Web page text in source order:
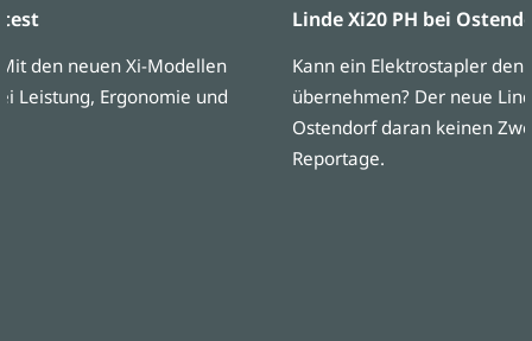
den neuen Xi-Modellen
Leistung, Ergonomie und
Linde Xi20 PH bei
Kann ein Elektrostapler den
übernehmen? Der neue
Ostendorf daran keinen
Reportage.